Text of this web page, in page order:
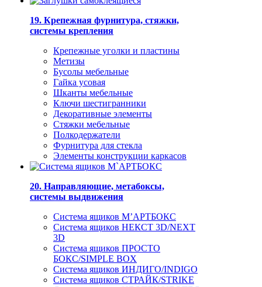
19. Крепежная фурнитура, стяжки,
системы крепления
Крепежные уголки и пластины
Метизы
Бусолы мебельные
Гайка усовая
Шканты мебельные
Ключи шестигранники
Декоративные элементы
Стяжки мебельные
Полкодержатели
Фурнитура для стекла
Элементы конструкции каркасов
20. Направляющие, метабоксы,
системы выдвижения
Система ящиков М’АРТБОКС
Система ящиков НЕКСТ 3D/NEXT
3D
Система ящиков ПРОСТО
БОКС/SIMPLE BOX
Система ящиков ИНДИГО/INDIGO
Система ящиков СТРАЙК/STRIKE